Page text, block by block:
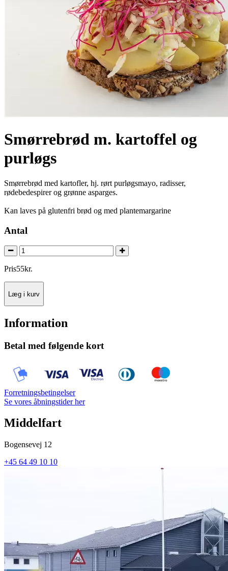
Smørrebrød m. kartoffel og
purløgs
Smørrebrød med kartofler, hj. rørt purløgsmayo, radisser,
rødebedespirer og grønne asparges.
Kan laves på glutenfri brød og med plantemargarine
Antal
Pris55kr.
Læg i kurv
Information
Betal med følgende kort
Forretningsbetingelser
Se vores åbningstider her
Middelfart
Bogensevej 12
+45 64 49 10 10